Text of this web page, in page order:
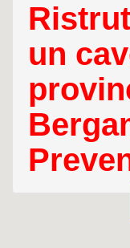
un